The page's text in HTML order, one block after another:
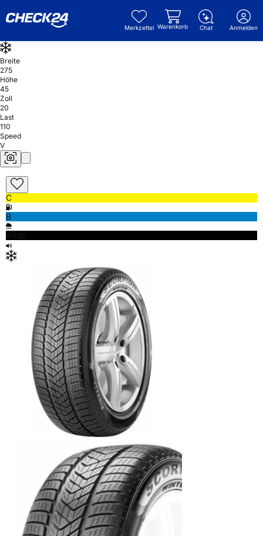
Merkzettel Warenkorb Chat Anmelden
Breite
275
Höhe
45
Zoll
20
Last
110
Speed
V
C
B
69db